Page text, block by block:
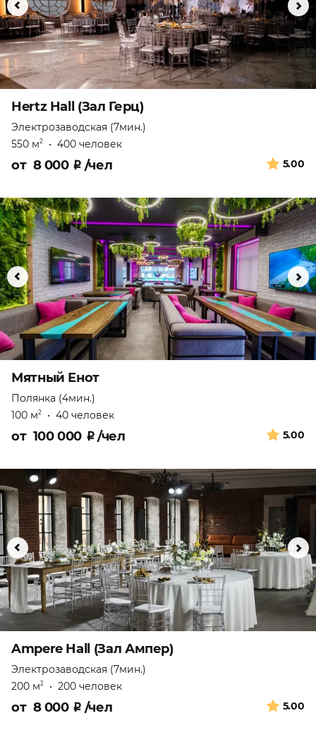
Hertz Hall (Зал Герц)
Электрозаводская (7мин.)
550 м2 • 400 человек
5.00
от 8 000 ₽ /чел
Мятный Енот
Полянка (4мин.)
100 м2 • 40 человек
5.00
от 100 000 ₽/чел
Ampere Hall (Зал Ампер)
Электрозаводская (7мин.)
200 м2 • 200 человек
5.00
от 8 000 ₽ /чел